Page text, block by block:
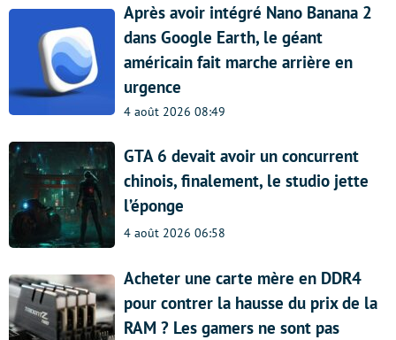
Après avoir intégré Nano Banana 2
dans Google Earth, le géant
américain fait marche arrière en
urgence
4 août 2026 08:49
GTA 6 devait avoir un concurrent
chinois, finalement, le studio jette
l’éponge
4 août 2026 06:58
Acheter une carte mère en DDR4
pour contrer la hausse du prix de la
RAM ? Les gamers ne sont pas